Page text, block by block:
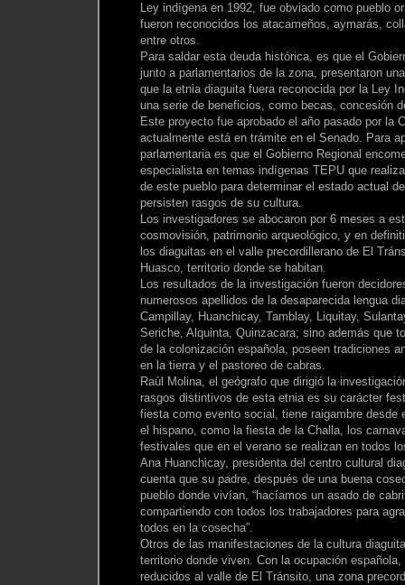
Ley indígena en 1992, fue obviado como pueblo
fueron reconocidos los atacameños, aymarás,
entre otros.
Para saldar esta deuda histórica, es que el
junto a parlamentarios de la zona, presentaron
que la etnia diaguita fuera reconocida por la Ley
una serie de beneficios, como becas, concesión
Este proyecto fue aprobado el año pasado por la
actualmente está en trámite en el Senado. Para
parlamentaria es que el Gobierno Regional
especialista en temas indígenas TEPU que
de este pueblo para determinar el estado actual
persisten rasgos de su cultura.
Los investigadores se abocaron por 6 meses a
cosmovisión, patrimonio arqueológico, y en
los diaguitas en el valle precordillerano de El
Huasco, territorio donde se habitan.
Los resultados de la investigación fueron
numerosos apellidos de la desaparecida lengua
Campillay, Huanchicay, Tamblay, Liquitay,
Seriche, Alquinta, Quinzacara; sino además que
de la colonización española, poseen tradiciones
en la tierra y el pastoreo de cabras.
Raúl Molina, el geógrafo que dirigió la
rasgos distintivos de esta etnia es su carácter
fiesta como evento social, tiene raigambre desde
el hispano, como la fiesta de la Challa, los
festivales que en el verano se realizan en todos
Ana Huanchicay, presidenta del centro cultural
cuenta que su padre, después de una buena
pueblo donde vivían, “hacíamos un asado de
compartiendo con todos los trabajadores para
todos en la cosecha”.
Otros de las manifestaciones de la cultura
territorio donde viven. Con la ocupación
reducidos al valle de El Tránsito, una zona